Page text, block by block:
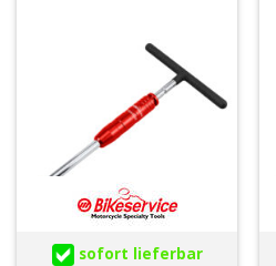
sofort lieferbar